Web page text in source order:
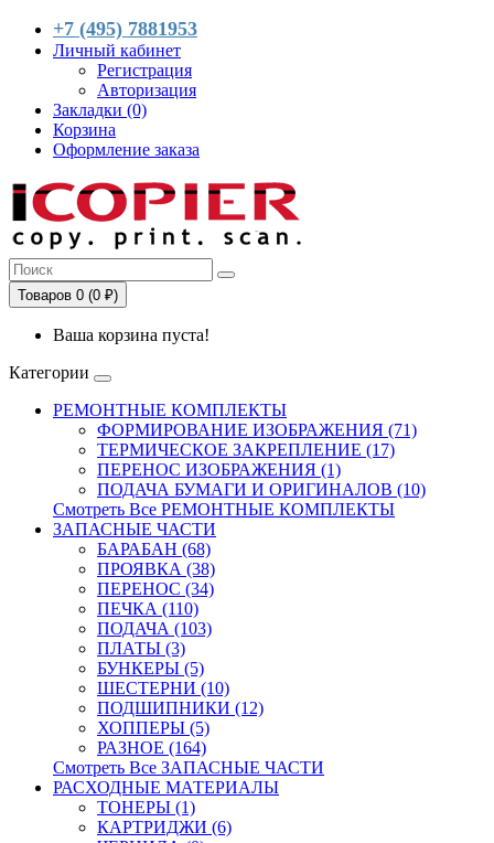
+7 (495) 7881953
Личный кабинет
Регистрация
Авторизация
Закладки (0)
Корзина
Оформление заказа
Товаров 0 (0 ₽)
Ваша корзина пуста!
Категории
РЕМОНТНЫЕ КОМПЛЕКТЫ
ФОРМИРОВАНИЕ ИЗОБРАЖЕНИЯ (71)
ТЕРМИЧЕСКОЕ ЗАКРЕПЛЕНИЕ (17)
ПЕРЕНОС ИЗОБРАЖЕНИЯ (1)
ПОДАЧА БУМАГИ И ОРИГИНАЛОВ (10)
Смотреть Все РЕМОНТНЫЕ КОМПЛЕКТЫ
ЗАПАСНЫЕ ЧАСТИ
БАРАБАН (68)
ПРОЯВКА (38)
ПЕРЕНОС (34)
ПЕЧКА (110)
ПОДАЧА (103)
ПЛАТЫ (3)
БУНКЕРЫ (5)
ШЕСТЕРНИ (10)
ПОДШИПНИКИ (12)
ХОППЕРЫ (5)
РАЗНОЕ (164)
Смотреть Все ЗАПАСНЫЕ ЧАСТИ
РАСХОДНЫЕ МАТЕРИАЛЫ
ТОНЕРЫ (1)
КАРТРИДЖИ (6)